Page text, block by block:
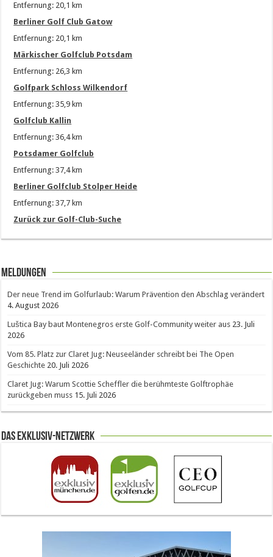
Entfernung: 20,1 km
Berliner Golf Club Gatow
Entfernung: 20,1 km
Märkischer Golfclub Potsdam
Entfernung: 26,3 km
Golfpark Schloss Wilkendorf
Entfernung: 35,9 km
Golfclub Kallin
Entfernung: 36,4 km
Potsdamer Golfclub
Entfernung: 37,4 km
Berliner Golfclub Stolper Heide
Entfernung: 37,7 km
Zurück zur Golf-Club-Suche
Meldungen
Der neue Trend im Golfurlaub: Warum Prävention den Abschlag verändert
4. August 2026
Luštica Bay baut Montenegros erste Golf-Community weiter aus 23. Juli
2026
Vom 85. Platz zur Claret Jug: Neuseeländer schreibt bei The Open
Geschichte 20. Juli 2026
Claret Jug: Warum Scottie Scheffler die berühmteste Golftrophäe
zurückgeben muss 15. Juli 2026
Das Exklusiv-Netzwerk